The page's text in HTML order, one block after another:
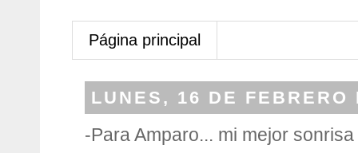
Página principal
LUNES, 16 DE FEBRERO
-Para Amparo... mi mejor